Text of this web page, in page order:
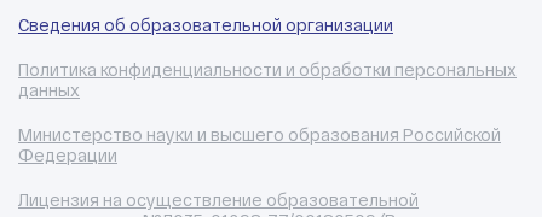
Сведения об образовательной организации
Политика конфиденциальности и обработки персональных
данных
Министерство науки и высшего образования Российской
Федерации
Лицензия на осуществление образовательной